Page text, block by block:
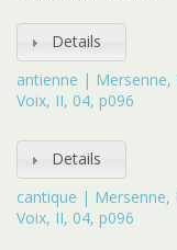
Details
antienne | Mersenne,
Voix, II, 04, p096
Details
cantique | Mersenne,
Voix, II, 04, p096